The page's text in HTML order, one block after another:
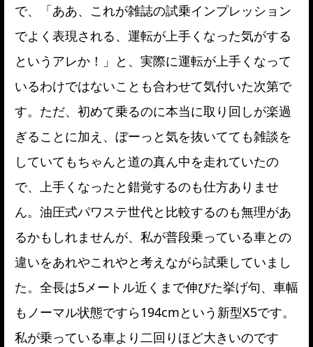
で、「ああ、これが雑誌の試乗インプレッション
でよく表現される、運転が上手くなった気がする
というアレか！」と、実際に運転が上手くなって
いるわけではないことも合わせて気付いた次第で
す。ただ、初めて乗るのに本当に取り回しが楽過
ぎることに加え、ぼーっと気を抜いてても雑談を
していてもちゃんと道の真ん中を走れていたの
で、上手くなったと錯覚するのも仕方ありませ
ん。油圧式パワステ世代と比較するのも無理があ
るかもしれませんが、私が普段乗っている車との
違いをあれやこれやと考えながら試乗していまし
た。全長は5メートル近くまで伸びた挙げ句、車幅
もノーマル状態ですら194cmという新型X5です。
私が乗っている車より二回りほど大きいのです